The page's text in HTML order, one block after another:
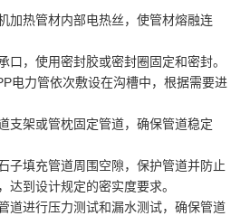
加热管材内部电热丝，使管材熔融连
口，使用密封胶或密封圈固定和密封。
电力管依次敷设在沟槽中，根据需要进
支架或管枕固定管道，确保管道稳定
子填充管道周围空隙，保护管道并防止
达到设计规定的密实度要求。
道进行压力测试和漏水测试，确保管道